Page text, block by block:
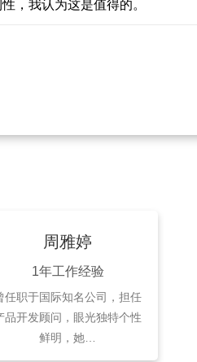
，我认为这是值得的。
周雅婷
1年工作经验
任职于国际知名公司，担任
品开发顾问，眼光独特个性
鲜明，她…